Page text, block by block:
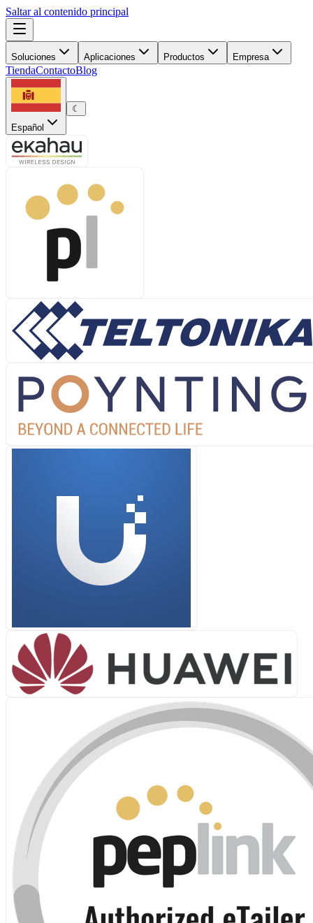
Saltar al contenido principal
Soluciones Aplicaciones Productos Empresa
TiendaContactoBlog
Español
☾